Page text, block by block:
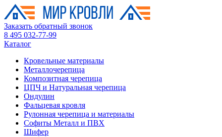
Заказать обратный звонок
8 495 032-77-99
Каталог
Кровельные материалы
Металлочерепица
Композитная черепица
ЦПЧ и Натуральная черепица
Ондулин
Фальцевая кровля
Рулонная черепица и материалы
Софиты Металл и ПВХ
Шифер